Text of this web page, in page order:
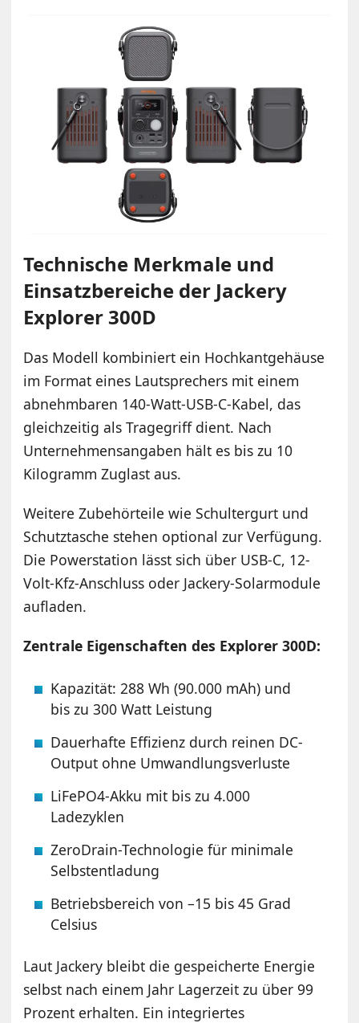
Technische Merkmale und
Einsatzbereiche der Jackery
Explorer 300D
Das Modell kombiniert ein Hochkantgehäuse
im Format eines Lautsprechers mit einem
abnehmbaren 140-Watt-USB-C-Kabel, das
gleichzeitig als Tragegriff dient. Nach
Unternehmensangaben hält es bis zu 10
Kilogramm Zuglast aus.
Weitere Zubehörteile wie Schultergurt und
Schutztasche stehen optional zur Verfügung.
Die Powerstation lässt sich über USB-C, 12-
Volt-Kfz-Anschluss oder Jackery-Solarmodule
aufladen.
Zentrale Eigenschaften des Explorer 300D:
Kapazität: 288 Wh (90.000 mAh) und
bis zu 300 Watt Leistung
Dauerhafte Effizienz durch reinen DC-
Output ohne Umwandlungsverluste
LiFePO4-Akku mit bis zu 4.000
Ladezyklen
ZeroDrain-Technologie für minimale
Selbstentladung
Betriebsbereich von –15 bis 45 Grad
Celsius
Laut Jackery bleibt die gespeicherte Energie
selbst nach einem Jahr Lagerzeit zu über 99
Prozent erhalten. Ein integriertes